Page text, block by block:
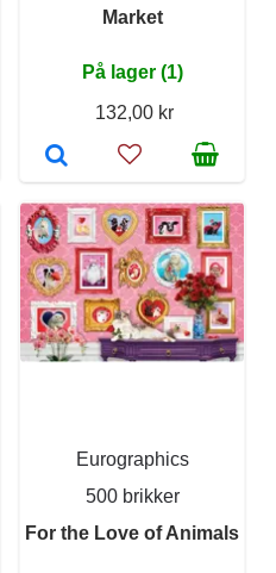
Market
På lager (1)
132,00 kr
Eurographics
500 brikker
For the Love of Animals